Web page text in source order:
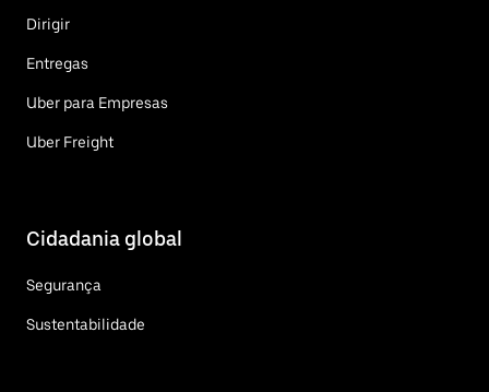
Dirigir
Entregas
Uber para Empresas
Uber Freight
Cidadania global
Segurança
Sustentabilidade